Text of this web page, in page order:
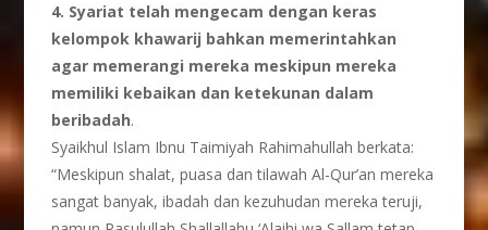
4. Syariat telah mengecam dengan keras
kelompok khawarij bahkan memerintahkan
agar memerangi mereka meskipun mereka
memiliki kebaikan dan ketekunan dalam
beribadah.
Syaikhul Islam Ibnu Taimiyah Rahimahullah berkata:
“Meskipun shalat, puasa dan tilawah Al-Qur’an mereka
sangat banyak, ibadah dan kezuhudan mereka teruji,